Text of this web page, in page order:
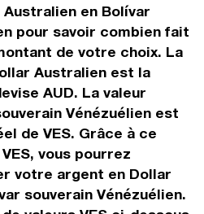
en Bolívar
pour savoir combien fait
de votre choix. La
Australien est la
AUD. La valeur
Vénézuélien est
de VES. Grâce à ce
vous pourrez
votre argent en Dollar
souverain Vénézuélien.